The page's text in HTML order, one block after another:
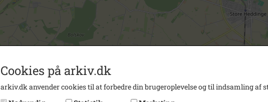
Cookies på arkiv.dk
arkiv.dk anvender cookies til at forbedre din brugeroplevelse og til indsamling af